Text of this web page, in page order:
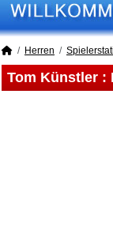
Herren
Tom Künstler :